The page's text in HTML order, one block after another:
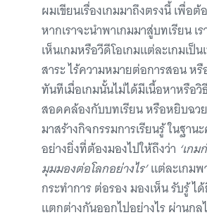
ผมเขียนเรื่องเกมมาถึงตรงนี้ เพื่อต้
หากเราจะนำพาเกมมาสู่บทเรียน เ
เห็นเกมหรือวีดีโอเกมแต่ละเกมเป็
สาระ ไร้ความหมายต่อการสอน ห
ทันทีเมื่อเกมนั้นไม่ได้มีเนื้อหาหรือวิ
สอดคล้องกับบทเรียน หรือหยิบฉว
มาสร้างกิจกรรมการเรียนรู้ ในฐาน
อย่างยิ่งที่ต้องมองไปให้ถึงว่า ‘เก
มุมมองต่อโลกอย่างไร’แต่ละเกมพ
กระทำการ ต่อรอง มองเห็น รับรู้ ไ
แตกต่างกันออกไปอย่างไร ผ่านกล